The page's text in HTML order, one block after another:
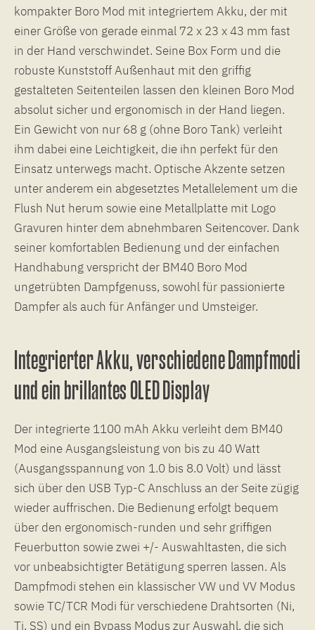
kompakter Boro Mod mit integriertem Akku, der mit
einer Größe von gerade einmal 72 x 23 x 43 mm fast
in der Hand verschwindet. Seine Box Form und die
robuste Kunststoff Außenhaut mit den griffig
gestalteten Seitenteilen lassen den kleinen Boro Mod
absolut sicher und ergonomisch in der Hand liegen.
Ein Gewicht von nur 68 g (ohne Boro Tank) verleiht
ihm dabei eine Leichtigkeit, die ihn perfekt für den
Einsatz unterwegs macht. Optische Akzente setzen
unter anderem ein abgesetztes Metallelement um die
Flush Nut herum sowie eine Metallplatte mit Logo
Gravuren hinter dem abnehmbaren Seitencover. Dank
seiner komfortablen Bedienung und der einfachen
Handhabung verspricht der BM40 Boro Mod
ungetrübten Dampfgenuss, sowohl für passionierte
Dampfer als auch für Anfänger und Umsteiger.
Integrierter Akku, verschiedene Dampfmodi
und ein brillantes OLED Display
Der integrierte 1100 mAh Akku verleiht dem BM40
Mod eine Ausgangsleistung von bis zu 40 Watt
(Ausgangsspannung von 1.0 bis 8.0 Volt) und lässt
sich über den USB Typ-C Anschluss an der Seite zügig
wieder auffrischen. Die Bedienung erfolgt bequem
über den ergonomisch-runden und sehr griffigen
Feuerbutton sowie zwei +/- Auswahltasten, die sich
vor unbeabsichtigter Betätigung sperren lassen. Als
Dampfmodi stehen ein klassischer VW und VV Modus
sowie TC/TCR Modi für verschiedene Drahtsorten (Ni,
Ti, SS) und ein Bypass Modus zur Auswahl, die sich